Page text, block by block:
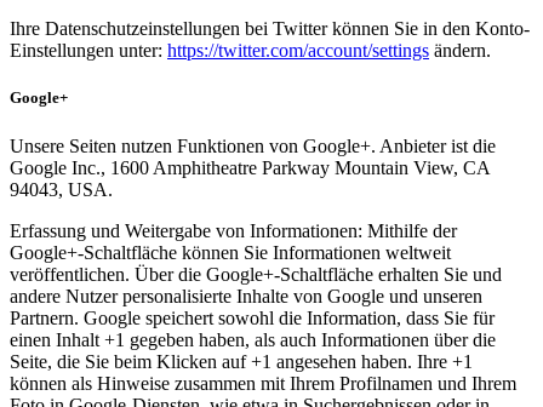
Ihre Datenschutzeinstellungen bei Twitter können Sie in den Konto-
Einstellungen unter: https://twitter.com/account/settings ändern.
Google+
Unsere Seiten nutzen Funktionen von Google+. Anbieter ist die
Google Inc., 1600 Amphitheatre Parkway Mountain View, CA
94043, USA.
Erfassung und Weitergabe von Informationen: Mithilfe der
Google+-Schaltfläche können Sie Informationen weltweit
veröffentlichen. Über die Google+-Schaltfläche erhalten Sie und
andere Nutzer personalisierte Inhalte von Google und unseren
Partnern. Google speichert sowohl die Information, dass Sie für
einen Inhalt +1 gegeben haben, als auch Informationen über die
Seite, die Sie beim Klicken auf +1 angesehen haben. Ihre +1
können als Hinweise zusammen mit Ihrem Profilnamen und Ihrem